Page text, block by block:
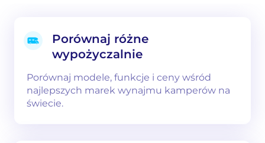
Porównaj różne
wypożyczalnie
Porównaj modele, funkcje i ceny wśród
najlepszych marek wynajmu kamperów na
świecie.